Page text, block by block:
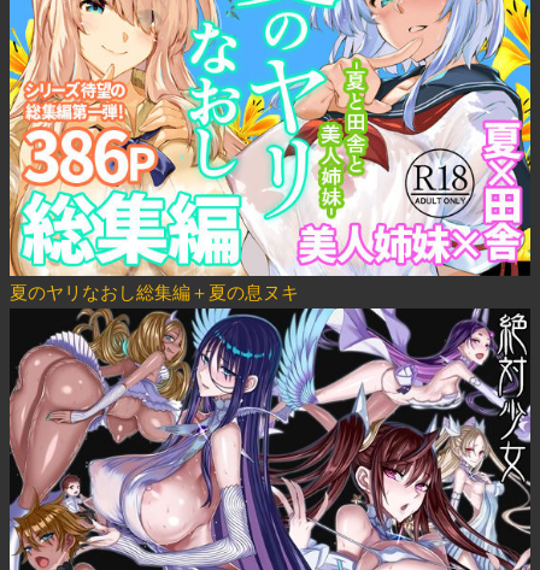
夏のヤリなおし総集編＋夏の息ヌキ